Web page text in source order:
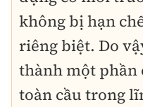
không bị hạn
riêng biệt. Do
thành một phần
toàn cầu trong